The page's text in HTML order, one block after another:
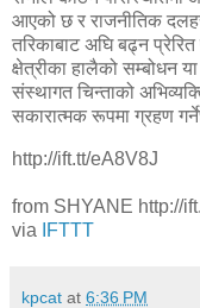
आएको छ र राजनीतिक
तरिकाबाट अघि बढ्न
क्षेत्रीका हालैको सम्बोधन
संस्थागत चिन्ताको
सकारात्मक रूपमा ग्रहण
http://ift.tt/eA8V8J
from SHYANE http://
via
IFTTT
kpcat at 6:36 PM